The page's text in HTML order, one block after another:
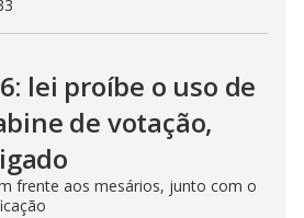
lei proíbe o uso de
de votação,
frente aos mesários, junto com o